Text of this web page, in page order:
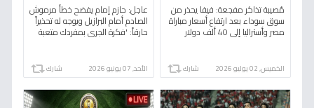
مُصيبة تذاكر مفجعة: فيفا يحذر من
سوق سوداء بعد ارتفاع أسعار مباراة
مصر وأستراليا إلى 40 ألف دولار
الخميس, 02 يوليو 2026 شارك
عاجل: حازم إمام يفضح خطأ مرموش
الصادم أمام البرازيل ويوجه له تحذيراً
حارقاً: 'فكرة الجري بمفردك متعبة
الأحد, 07 يونيو 2026 شارك